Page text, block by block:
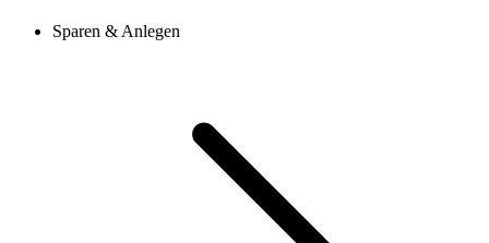
Sparen & Anlegen